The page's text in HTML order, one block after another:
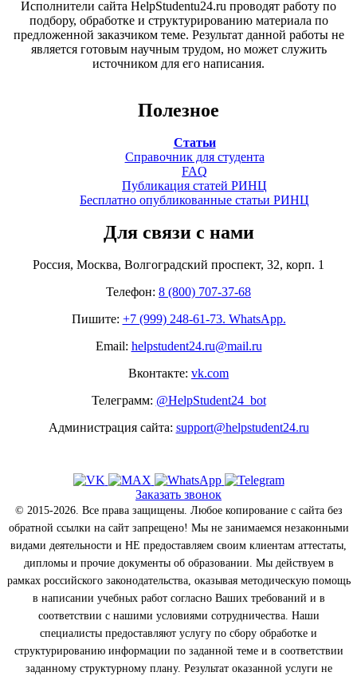
Исполнители сайта HelpStudentu24.ru проводят работу по
подбору, обработке и структурированию материала по
предложенной заказчиком теме. Результат данной работы не
является готовым научным трудом, но может служить
источником для его написания.
Полезное
Статьи
Справочник для студента
FAQ
Публикация статей РИНЦ
Бесплатно опубликованные статьи РИНЦ
Для связи с нами
Россия, Москва, Волгоградский проспект, 32, корп. 1
Телефон: 8 (800) 707-37-68
Пишите: +7 (999) 248-61-73. WhatsApp.
Email: helpstudent24.ru@mail.ru
Вконтакте: vk.com
Телеграмм: @HelpStudent24_bot
Администрация сайта: support@helpstudent24.ru
Заказать звонок
© 2015-2026. Все права защищены. Любое копирование с сайта без
обратной ссылки на сайт запрещено! Мы не занимаемся незаконными
видами деятельности и НЕ предоставляем своим клиентам аттестаты,
дипломы и прочие документы об образовании. Мы действуем в
рамках российского законодательства, оказывая методическую помощь
в написании учебных работ согласно Ваших требований и в
соответствии с нашими условиями сотрудничества. Наши
специалисты предоставляют услугу по сбору обработке и
структурированию информации по заданной теме и в соответствии
заданному структурному плану. Результат оказанной услуги не